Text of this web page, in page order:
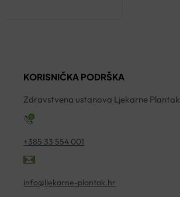
KORISNIČKA PODRŠKA
Zdravstvena ustanova Ljekarne Plantak
+385 33 554 001
info@ljekarne-plantak.hr